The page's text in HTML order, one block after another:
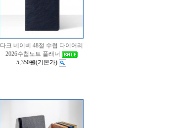
다크 네이비 48절 수첩 다이어리
2026수첩노트 플래너
5,350원(기본가)